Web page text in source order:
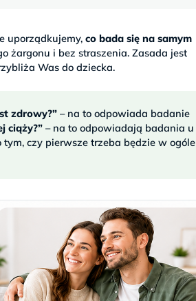
uporządkujemy,co bada się na samym
żargonu i bez straszenia. Zasada jest
Was do dziecka.
zdrowy?” – na to odpowiada badanie
ciąży?” – na to odpowiadają badania u
czy pierwsze trzeba będzie w ogóle